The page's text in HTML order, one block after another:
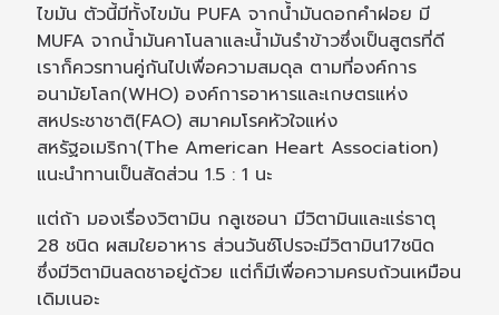
ไขมัน ตัวนี้มีทั้งไขมัน PUFA จากน้ำมันดอกคำฝอย มี
MUFA จากน้ำมันคาโนลาและน้ำมันรำข้าวซึ่งเป็นสูตรที่ดี
เราก็ควรทานคู่กันไปเพื่อความสมดุล ตามที่องค์การ
อนามัยโลก(WHO) องค์การอาหารและเกษตรแห่ง
สหประชาชาติ(FAO) สมาคมโรคหัวใจแห่ง
สหรัฐอเมริกา(The American Heart Association)
แนะนำทานเป็นสัดส่วน 1.5 : 1 นะ
แต่ถ้า มองเรื่องวิตามิน กลูเซอนา มีวิตามินและแร่ธาตุ
28 ชนิด ผสมใยอาหาร ส่วนวันซ์โปรจะมีวิตามิน17ชนิด
ซึ่งมีวิตามินลดชาอยู่ด้วย แต่ก็มีเพื่อความครบถ้วนเหมือน
เดิมเนอะ